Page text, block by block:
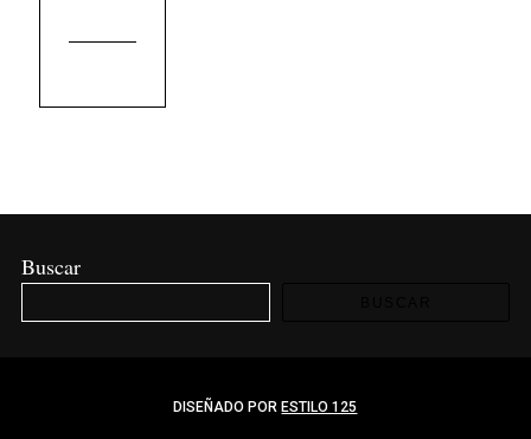
Buscar
DISEÑADO POR ESTILO 125